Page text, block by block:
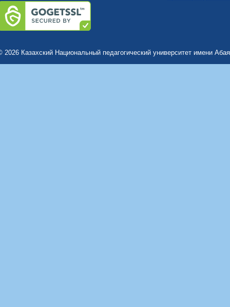
2026 Казахский Национальный педагогический университет имени Абая